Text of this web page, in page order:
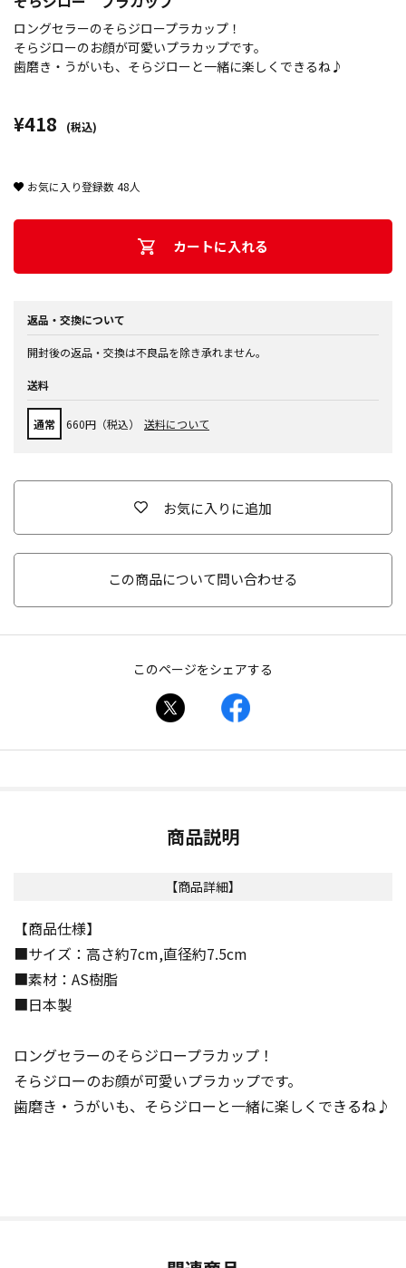
ロングセラーのそらジロープラカップ！
そらジローのお顔が可愛いプラカップです。
歯磨き・うがいも、そらジローと一緒に楽しくできるね♪
¥418 (税込)
お気に入り登録数48人
カートに入れる
返品・交換について
開封後の返品・交換は不良品を除き承れません。
送料
通常 660円（税込） 送料について
お気に入りに追加
この商品について問い合わせる
このページをシェアする
商品説明
【商品詳細】
【商品仕様】
■サイズ：高さ約7cm,直径約7.5cm
■素材：AS樹脂
■日本製
ロングセラーのそらジロープラカップ！
そらジローのお顔が可愛いプラカップです。
歯磨き・うがいも、そらジローと一緒に楽しくできるね♪